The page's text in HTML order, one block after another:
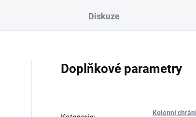
Diskuze
Doplňkové parametry
Kolenní